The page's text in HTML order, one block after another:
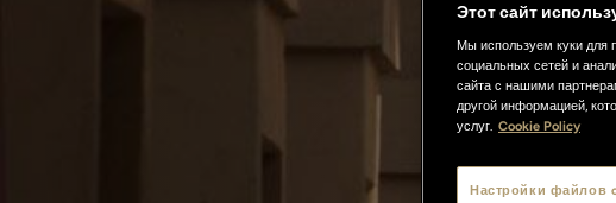
Этот сайт
Мы используем куки для
социальных сетей и
сайта с нашими
другой информацией,
услуг. Cookie Policy
Настройки файлов